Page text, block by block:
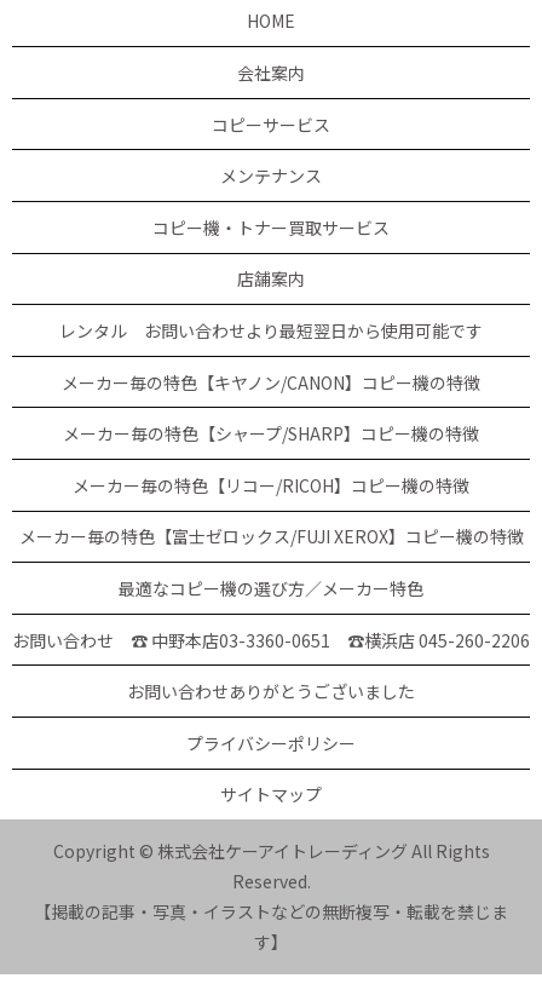
HOME
会社案内
コピーサービス
メンテナンス
コピー機・トナー買取サービス
店舗案内
レンタル お問い合わせより最短翌日から使用可能です
メーカー毎の特色【キヤノン/CANON】コピー機の特徴
メーカー毎の特色【シャープ/SHARP】コピー機の特徴
メーカー毎の特色【リコー/RICOH】コピー機の特徴
メーカー毎の特色【富士ゼロックス/FUJI XEROX】コピー機の特徴
最適なコピー機の選び方／メーカー特色
お問い合わせ ☎ 中野本店03-3360-0651 ☎横浜店 045-260-2206
お問い合わせありがとうございました
プライバシーポリシー
サイトマップ
Copyright © 株式会社ケーアイトレーディング All Rights
Reserved.
【掲載の記事・写真・イラストなどの無断複写・転載を禁じま
す】